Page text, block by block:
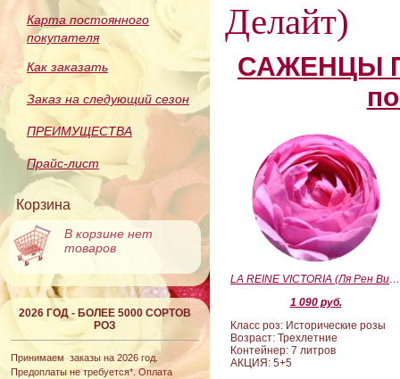
Карта постоянного
покупателя
Как заказать
Заказ на следующий сезон
ПРЕИМУЩЕСТВА
Прайс-лист
Корзина
В корзине нет
товаров
2026 ГОД - БОЛЕЕ 5000 СОРТОВ
РОЗ
Принимаем заказы на 2026 год.
Предоплаты не требуется*. Оплата
Делайт)
САЖЕНЦЫ
LA REINE VICTORIA (Ля Рен Виктория)
1 090 руб.
Класс роз: Исторические розы
Возраст: Трехлетние
Контейнер: 7 литров
АКЦИЯ: 5+5